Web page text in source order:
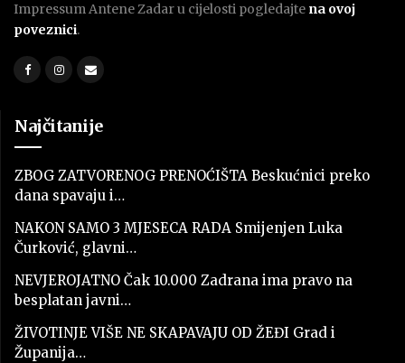
Impressum Antene Zadar u cijelosti pogledajte na ovoj
poveznici.
Najčitanije
ZBOG ZATVORENOG PRENOĆIŠTA Beskućnici preko
dana spavaju i…
NAKON SAMO 3 MJESECA RADA Smijenjen Luka
Čurković, glavni…
NEVJEROJATNO Čak 10.000 Zadrana ima pravo na
besplatan javni…
ŽIVOTINJE VIŠE NE SKAPAVAJU OD ŽEĐI Grad i
Županija…